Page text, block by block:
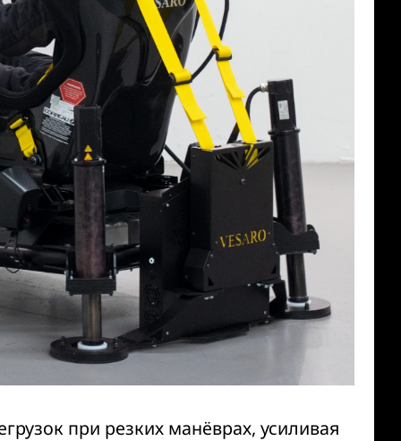
при резких манёврах, усиливая